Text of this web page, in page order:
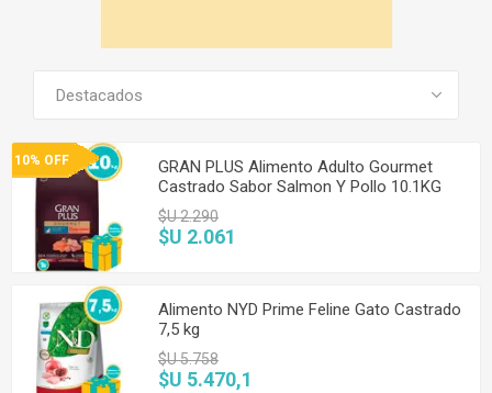
SEE ALL PRODUCTS
10% OFF
GRAN PLUS Alimento Adulto Gourmet
Castrado Sabor Salmon Y Pollo 10.1KG
$U 2.290
$U 2.061
Alimento NYD Prime Feline Gato Castrado
7,5 kg
$U 5.758
$U 5.470,1